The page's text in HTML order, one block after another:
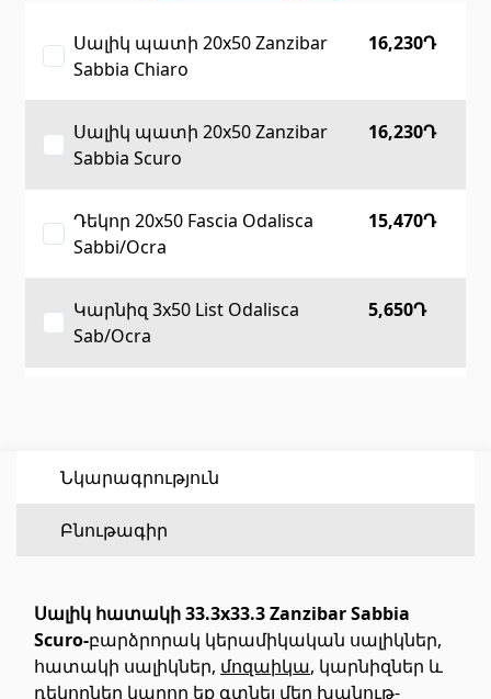
Կվարցներ(6)
Փայտե մանրահատակ(3)
Բամբուկե հատակներ
Բոլորը
Ֆիբրոցեմենտային սալ
Կախովի առաստաղներ և պրոֆիլներ (10)
Պլաստմասե առաստաղներ(20)
Սալիկ պատի 20x50 Zanzibar
Sabbia Chiaro
16,230Դ
Սալիկ պատի 20x50 Zanzibar
Sabbia Scuro
16,230Դ
Դեկոր 20x50 Fascia Odalisca
Sabbi/Ocra
15,470Դ
Կարնիզ 3x50 List Odalisca
Sab/Ocra
5,650Դ
Նկարագրություն
Բնութագիր
Սալիկ հատակի 33.3x33.3 Zanzibar Sabbia
Scuro-բարձրորակ կերամիկական սալիկներ,
հատակի սալիկներ, մոզաիկա, կարնիզներ և
դեկորներ կարող եք գտնել մեր խանութ-